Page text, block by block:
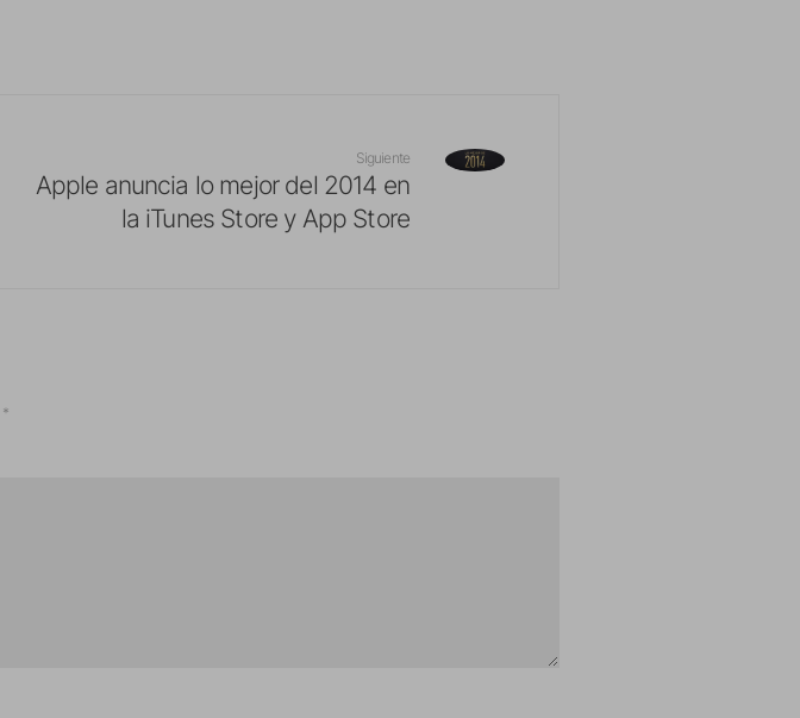
Siguiente
Apple anuncia lo mejor del 2014 en
la iTunes Store y App Store
*